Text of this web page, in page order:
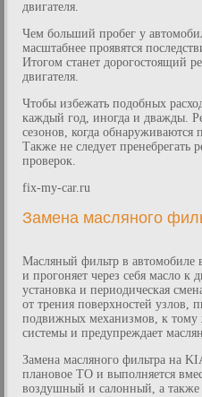
двигателя.
Чем больший пробег у
масштабнее проявятся
Итогом станет дорогостоящий
двигателя.
Чтобы избежать подобных
каждый год, иногда и дважды.
сезонов, когда обнаруживаются
Также не следует пренебрегать
проверок.
fix-my-car.ru
Замена масляного
Масляный фильтр в
и прогоняет через себя масло к
установка и периодическая
от трения поверхностей узлов,
подвижных механизмов, к тому
системы и предупреждает
Замена масляного фильтра на
плановое ТО и выполняется
воздушный и салонный, а также